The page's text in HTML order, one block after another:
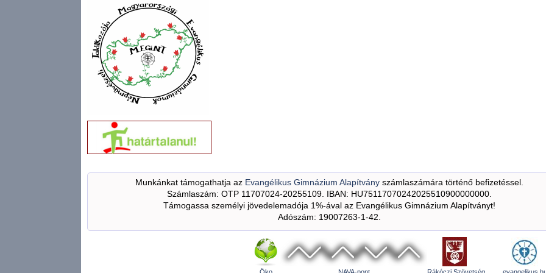
Munkánkat támogathatja az Evangélikus Gimnázium Alapítványszámlaszámára történő befizetéssel.
Számlaszám: OTP 11707024-20255109. IBAN: HU75117070242025510900000000.
Támogassa személyi jövedelemadója 1%-ával az Evangélikus Gimnázium Alapítványt!
Adószám: 19007263-1-42.